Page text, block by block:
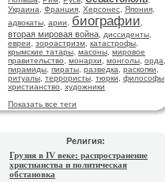
Украина
Франция Херсонес Япония
адвокаты арии биографии
вторая мировая война диссиденты
евреи
зороастризм катастрофы
крымские татары масоны мировое
правительство
монархи монголы орда
пирамиды пираты разведка раскопки
ритуалы террористы тюрки философы
христианство
художники
Показать все теги
Религия:
Грузия в IV веке: распространение
христианства и политическая
обстановка